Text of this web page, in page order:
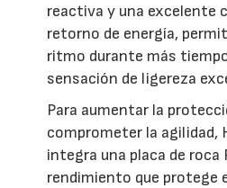
reactiva y una excelente
retorno de energía,
ritmo durante más
sensación de ligereza
Para aumentar la
comprometer la agilidad,
integra una placa de roca
rendimiento que protege